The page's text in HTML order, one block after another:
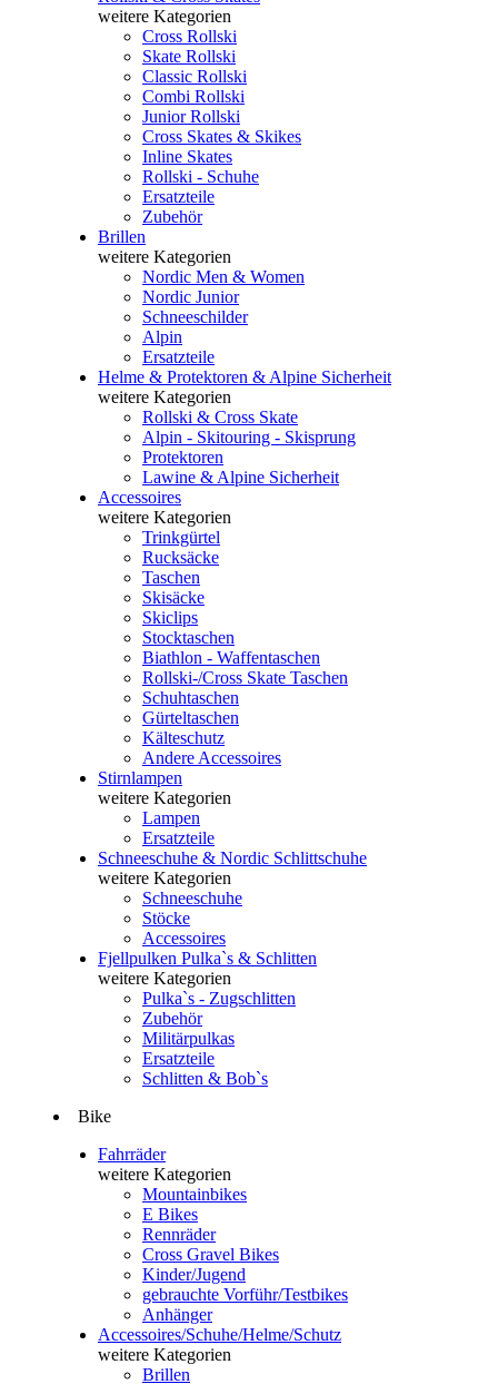
weitere Kategorien
Cross Rollski
Skate Rollski
Classic Rollski
Combi Rollski
Junior Rollski
Cross Skates & Skikes
Inline Skates
Rollski - Schuhe
Ersatzteile
Zubehör
Brillen
weitere Kategorien
Nordic Men & Women
Nordic Junior
Schneeschilder
Alpin
Ersatzteile
Helme & Protektoren & Alpine Sicherheit
weitere Kategorien
Rollski & Cross Skate
Alpin - Skitouring - Skisprung
Protektoren
Lawine & Alpine Sicherheit
Accessoires
weitere Kategorien
Trinkgürtel
Rucksäcke
Taschen
Skisäcke
Skiclips
Stocktaschen
Biathlon - Waffentaschen
Rollski-/Cross Skate Taschen
Schuhtaschen
Gürteltaschen
Kälteschutz
Andere Accessoires
Stirnlampen
weitere Kategorien
Lampen
Ersatzteile
Schneeschuhe & Nordic Schlittschuhe
weitere Kategorien
Schneeschuhe
Stöcke
Accessoires
Fjellpulken Pulka`s & Schlitten
weitere Kategorien
Pulka`s - Zugschlitten
Zubehör
Militärpulkas
Ersatzteile
Schlitten & Bob`s
Bike
Fahrräder
weitere Kategorien
Mountainbikes
E Bikes
Rennräder
Cross Gravel Bikes
Kinder/Jugend
gebrauchte Vorführ/Testbikes
Anhänger
Accessoires/Schuhe/Helme/Schutz
weitere Kategorien
Brillen